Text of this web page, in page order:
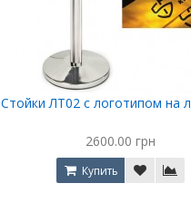
Стойки ЛТ02 с логотипом на
2600.00 грн
Купить